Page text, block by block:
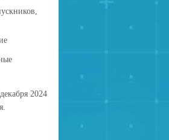
2024